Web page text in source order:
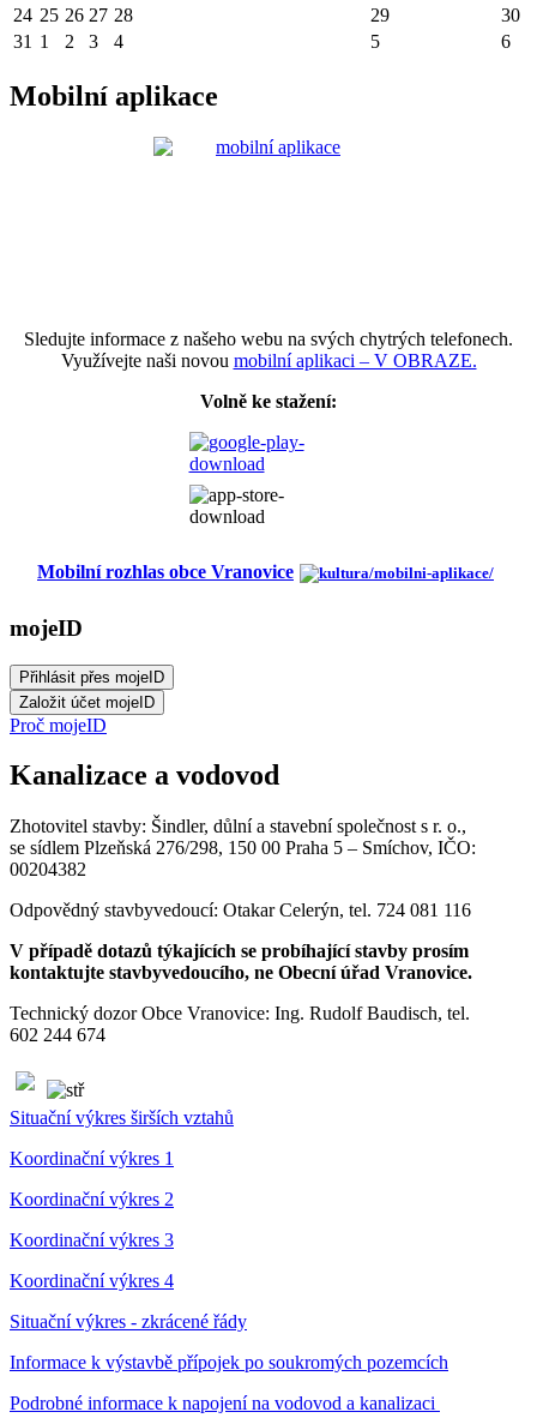
24 25 26 27 28 29
30
31 1 2 3 4 5 6
Mobilní aplikace
Sledujte informace z našeho webu na svých chytrých telefonech.
Využívejte naši novou mobilní aplikaci – V OBRAZE.
Volně ke stažení:
Mobilní rozhlas obce Vranovice
mojeID
Proč mojeID
Kanalizace a vodovod
Zhotovitel stavby: Šindler, důlní a stavební společnost s r. o.,
se sídlem Plzeňská 276/298, 150 00 Praha 5 – Smíchov, IČO:
00204382
Odpovědný stavbyvedoucí: Otakar Celerýn, tel. 724 081 116
V případě dotazů týkajících se probíhající stavby prosím
kontaktujte stavbyvedoucího, ne Obecní úřad Vranovice.
Technický dozor Obce Vranovice: Ing. Rudolf Baudisch, tel.
602 244 674
Situační výkres širších vztahů
Koordinační výkres 1
Koordinační výkres 2
Koordinační výkres 3
Koordinační výkres 4
Situační výkres - zkrácené řády
Informace k výstavbě přípojek po soukromých pozemcích
Podrobné informace k napojení na vodovod a kanalizaci